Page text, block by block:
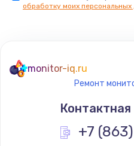
Ремонт
745
Замена
обработку моих персональных
monitor-iq.ru
Ремонт
+7